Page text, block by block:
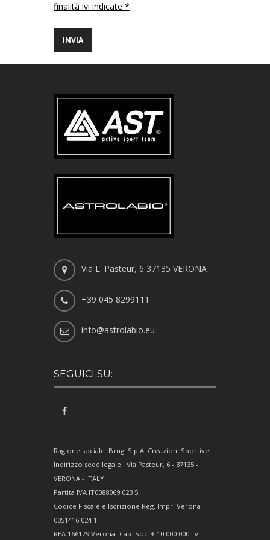
finalità ivi indicate *
Via L. Pasteur, 6 37135 VERONA
+39 045 8299111
info@astrolabio.eu
SEGUICI SU:
Ragione sociale: Brugi S.p.A. Creazioni Sportive
Indirizzo sede legale : Via Pasteur, 6 - 37135 -
VERONA - ITALY
Partita IVA IT0088069 023 5
Codice Fiscale e Iscrizione Reg. Impr. Verona
0051416 024 1
REA 166179 Verona -Cap. Soc. € 10.000.000 i.v. -